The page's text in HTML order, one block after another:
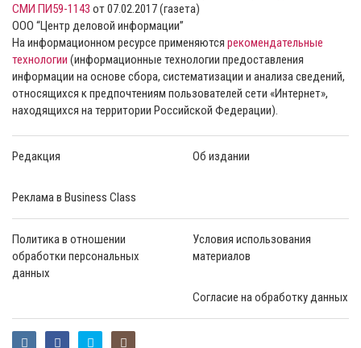
СМИ ПИ59-1143 от 07.02.2017 (газета)
ООО “Центр деловой информации”
На информационном ресурсе применяются рекомендательные
технологии (информационные технологии предоставления
информации на основе сбора, систематизации и анализа сведений,
относящихся к предпочтениям пользователей сети «Интернет»,
находящихся на территории Российской Федерации).
Редакция Об издании
Реклама в Business Class
Политика в отношении
обработки персональных
данных
Условия использования
материалов
Согласие на обработку данных